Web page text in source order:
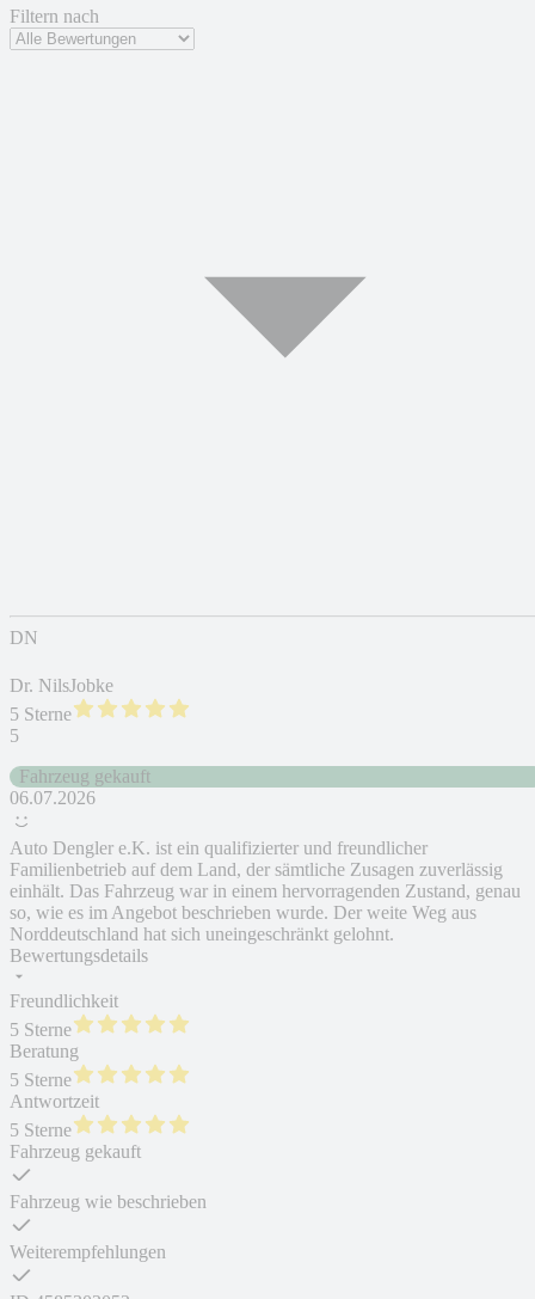
Filtern nach
DN
Dr. NilsJobke
5 Sterne
5
Fahrzeug gekauft
06.07.2026
Auto Dengler e.K. ist ein qualifizierter und freundlicher
Familienbetrieb auf dem Land, der sämtliche Zusagen zuverlässig
einhält. Das Fahrzeug war in einem hervorragenden Zustand, genau
so, wie es im Angebot beschrieben wurde. Der weite Weg aus
Norddeutschland hat sich uneingeschränkt gelohnt.
Bewertungsdetails
Freundlichkeit
5 Sterne
Beratung
5 Sterne
Antwortzeit
5 Sterne
Fahrzeug gekauft
Fahrzeug wie beschrieben
Weiterempfehlungen